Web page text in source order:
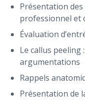
Présentation
professionnel et
Évaluation
Le callus peeling
argumentations
Rappels
Présentation de